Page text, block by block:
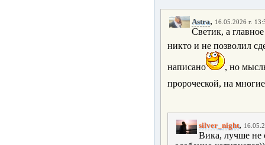
Astra, 16.05.2026 г.
Светик, а
никто и не позволил
написано
, но
пророческой, на
silver_night,
Вика, лучше не